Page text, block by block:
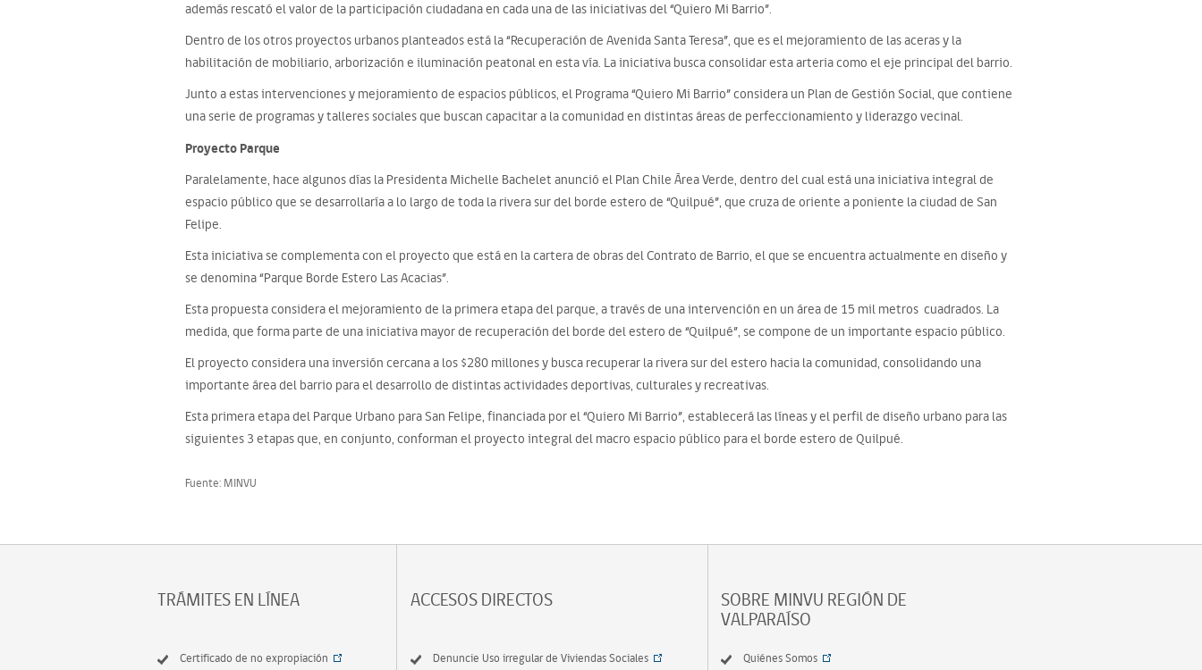
además rescató el valor de la participación ciudadana en cada una de las iniciativas del “Quiero Mi Barrio”.
Dentro de los otros proyectos urbanos planteados está la “Recuperación de Avenida Santa Teresa”, que es el mejoramiento de las aceras y la
habilitación de mobiliario, arborización e iluminación peatonal en esta vía. La iniciativa busca consolidar esta arteria como el eje principal del barrio.
Junto a estas intervenciones y mejoramiento de espacios públicos, el Programa “Quiero Mi Barrio” considera un Plan de Gestión Social, que contiene
una serie de programas y talleres sociales que buscan capacitar a la comunidad en distintas áreas de perfeccionamiento y liderazgo vecinal.
Proyecto Parque
Paralelamente, hace algunos días la Presidenta Michelle Bachelet anunció el Plan Chile Área Verde, dentro del cual está una iniciativa integral de
espacio público que se desarrollaría a lo largo de toda la rivera sur del borde estero de “Quilpué”, que cruza de oriente a poniente la ciudad de San
Felipe.
Esta iniciativa se complementa con el proyecto que está en la cartera de obras del Contrato de Barrio, el que se encuentra actualmente en diseño y
se denomina “Parque Borde Estero Las Acacias”.
Esta propuesta considera el mejoramiento de la primera etapa del parque, a través de una intervención en un área de 15 mil metros cuadrados. La
medida, que forma parte de una iniciativa mayor de recuperación del borde del estero de “Quilpué”, se compone de un importante espacio público.
El proyecto considera una inversión cercana a los $280 millones y busca recuperar la rivera sur del estero hacia la comunidad, consolidando una
importante área del barrio para el desarrollo de distintas actividades deportivas, culturales y recreativas.
Esta primera etapa del Parque Urbano para San Felipe, financiada por el “Quiero Mi Barrio”, establecerá las líneas y el perfil de diseño urbano para las
siguientes 3 etapas que, en conjunto, conforman el proyecto integral del macro espacio público para el borde estero de Quilpué.
Fuente: MINVU
TRÁMITES EN LÍNEA
Certificado de no expropiación
ACCESOS DIRECTOS
Denuncie Uso irregular de Viviendas Sociales
SOBRE MINVU REGIÓN DE
VALPARAÍSO
Quiénes Somos